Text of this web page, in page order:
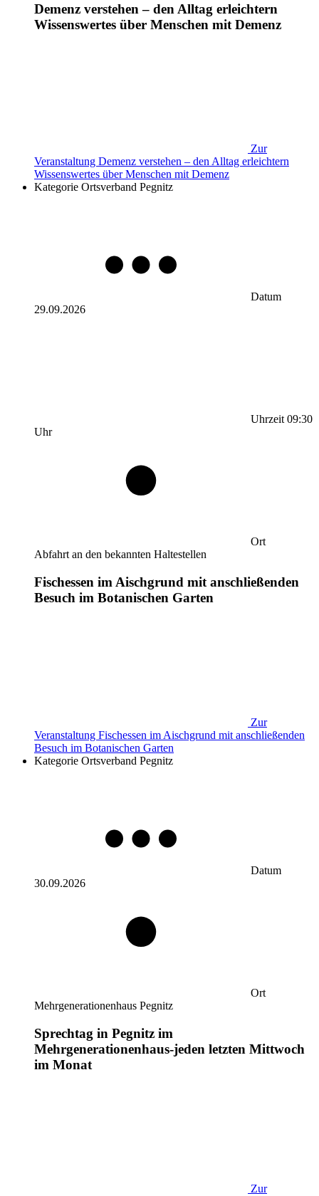
Demenz verstehen – den Alltag erleichtern
Wissenswertes über Menschen mit Demenz
Zur
Veranstaltung Demenz verstehen – den Alltag erleichtern
Wissenswertes über Menschen mit Demenz
Kategorie Ortsverband Pegnitz
Datum
29.09.2026
Uhrzeit 09:30
Uhr
Ort
Abfahrt an den bekannten Haltestellen
Fischessen im Aischgrund mit anschließenden
Besuch im Botanischen Garten
Zur
Veranstaltung Fischessen im Aischgrund mit anschließenden
Besuch im Botanischen Garten
Kategorie Ortsverband Pegnitz
Datum
30.09.2026
Ort
Mehrgenerationenhaus Pegnitz
Sprechtag in Pegnitz im
Mehrgenerationenhaus-jeden letzten Mittwoch
im Monat
Zur